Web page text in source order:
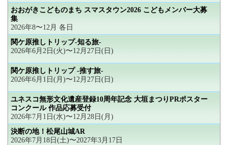
おおがきこどものまち スマスタウン2026 こどもメンバー大募
集
2026年8〜12月 各日
関ケ原推しトリップ-知る旅-
2026年6月2日(火)〜12月27日(日)
関ケ原推しトリップ -推す旅-
2026年6月1日(月)〜12月27日(日)
ユネスコ無形文化遺産登録10周年記念 大垣まつりPRポスター
コンクール 作品応募受付
2026年7月1日(水)〜12月28日(月)
決断の地！松尾山城AR
2026年7月18日(土)〜2027年3月17日